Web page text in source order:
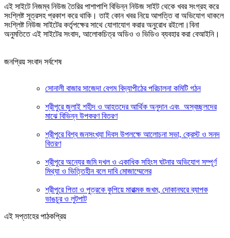
এই সাইটে নিজম্ব নিউজ তৈরির পাশাপাশি বিভিন্ন নিউজ সাইট থেকে খবর সংগ্রহ করে
সংশ্লিষ্ট সূত্রসহ প্রকাশ করে থাকি। তাই কোন খবর নিয়ে আপত্তি বা অভিযোগ থাকলে
সংশ্লিষ্ট নিউজ সাইটের কর্তৃপক্ষের সাথে যোগাযোগ করার অনুরোধ রইলো।বিনা
অনুমতিতে এই সাইটের সংবাদ, আলোকচিত্র অডিও ও ভিডিও ব্যবহার করা বেআইনি।
জনপ্রিয় সংবাদ সর্বশেষ
সোনালী বাজার সাজেদা বেগম বিদ্যাপীঠের পরিচালনা কমিটি গঠন
শ্রীপুরে জুলাই শহীদ ও আহতদের আর্থিক অনুদান এবং অস্বচ্ছলদের
মাঝে বিভিন্ন উপকরণ বিতরণ
শ্রীপুরে বিশ্ব জনসংখ্যা দিবস উপলক্ষে আলোচনা সভা, ক্রেস্ট ও সনদ
বিতরণ
শ্রীপুরে অন্যের জমি দখল ও একাধিক সহিংস ঘটনার অভিযোগ সম্পূর্ণ
মিথ্যা ও ভিত্তিহীন বলে দাবি মোজাম্মেলের
শ্রীপুরে পিতা ও পুত্রকে কুপিয়ে মারাত্মক জখম, দোকানঘরে ব্যাপক
ভাঙচুর ও লুটপাট
এই সপ্তাহের পাঠকপ্রিয়